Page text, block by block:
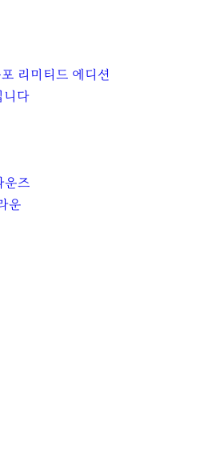
리미티드 에디션
니다
운즈
운